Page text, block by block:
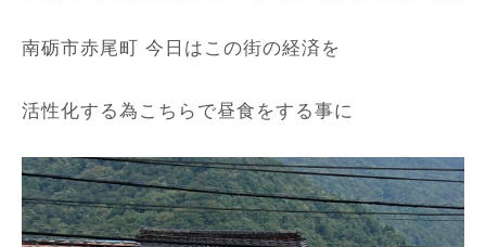
南砺市赤尾町 今日はこの街の経済を
活性化する為こちらで昼食をする事に